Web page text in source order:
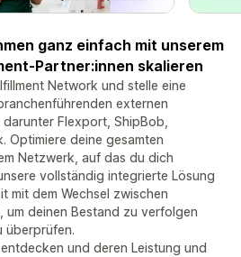
ganz einfach mit unserem
Partner:innen skalieren
Network und stelle eine
externen
darunter Flexport, ShipBob,
Optimiere deine gesamten
Netzwerk, auf das du dich
vollständig integrierte Lösung
mit dem Wechsel zwischen
um deinen Bestand zu verfolgen
überprüfen.
und deren Leistung und